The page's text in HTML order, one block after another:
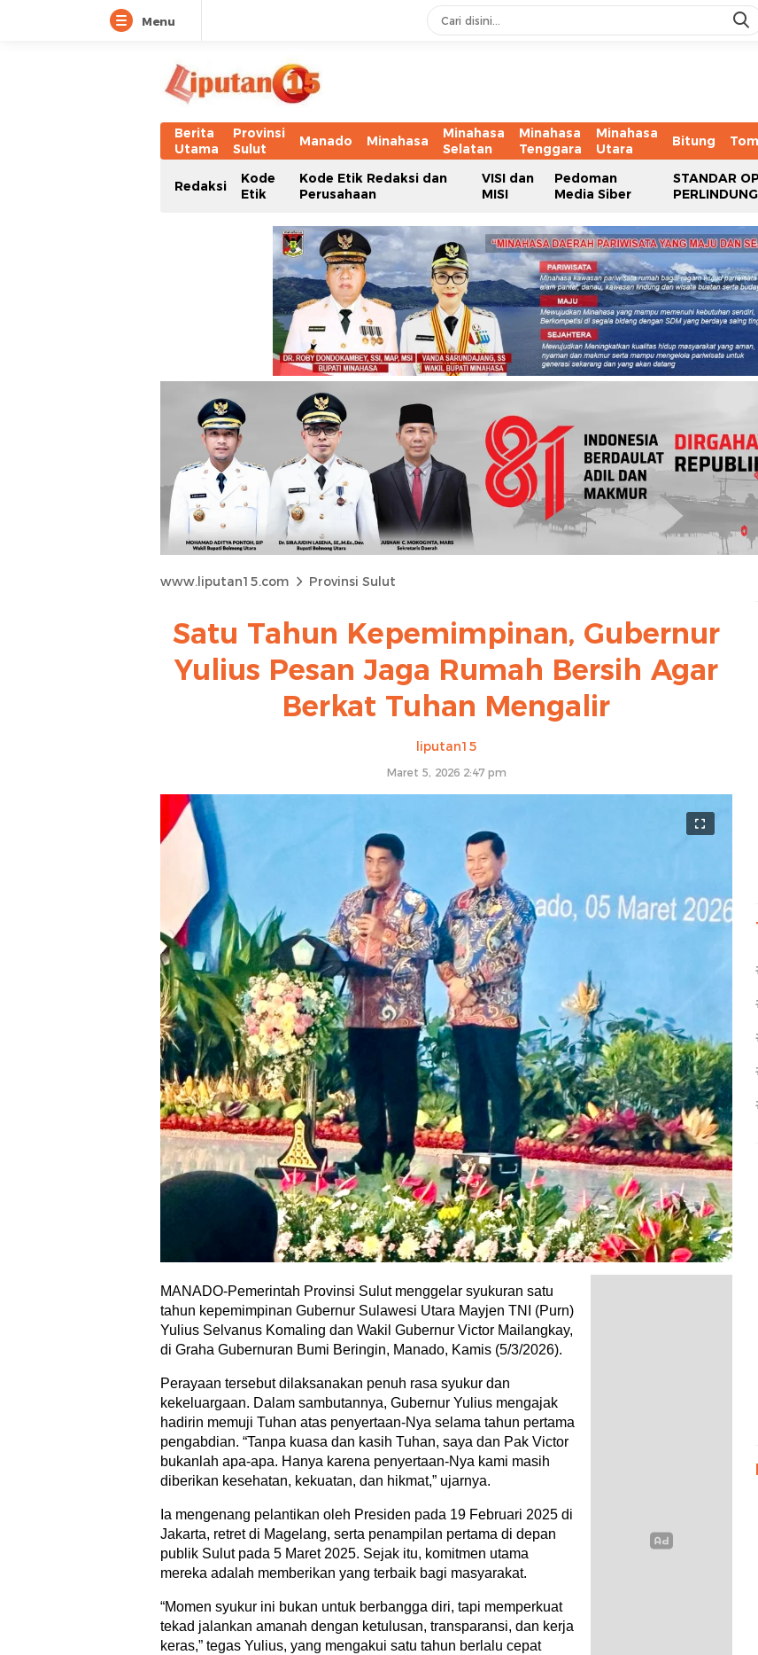
Menu
Berita
Utama
Provinsi
Sulut
Manado Minahasa
Minahasa
Selatan
Minahasa
Tenggara
Minahasa
Utara
Bitung
Redaksi
Kode
Etik
Kode Etik Redaksi dan
Perusahaan
VISI dan
MISI
Pedoman
Media Siber
STANDAR
www.liputan15.com Provinsi Sulut
Satu Tahun Kepemimpinan, Gubernur
Yulius Pesan Jaga Rumah Bersih Agar
Berkat Tuhan Mengalir
liputan15
Maret 5, 2026 2:47 pm
MANADO-Pemerintah Provinsi Sulut menggelar syukuran satu
tahun kepemimpinan Gubernur Sulawesi Utara Mayjen TNI (Purn)
Yulius Selvanus Komaling dan Wakil Gubernur Victor Mailangkay,
di Graha Gubernuran Bumi Beringin, Manado, Kamis (5/3/2026).
Perayaan tersebut dilaksanakan penuh rasa syukur dan
kekeluargaan. Dalam sambutannya, Gubernur Yulius mengajak
hadirin memuji Tuhan atas penyertaan-Nya selama tahun pertama
pengabdian. “Tanpa kuasa dan kasih Tuhan, saya dan Pak Victor
bukanlah apa-apa. Hanya karena penyertaan-Nya kami masih
diberikan kesehatan, kekuatan, dan hikmat,” ujarnya.
Ia mengenang pelantikan oleh Presiden pada 19 Februari 2025 di
Jakarta, retret di Magelang, serta penampilan pertama di depan
publik Sulut pada 5 Maret 2025. Sejak itu, komitmen utama
mereka adalah memberikan yang terbaik bagi masyarakat.
“Momen syukur ini bukan untuk berbangga diri, tapi memperkuat
tekad jalankan amanah dengan ketulusan, transparansi, dan kerja
keras,” tegas Yulius, yang mengakui satu tahun berlalu cepat